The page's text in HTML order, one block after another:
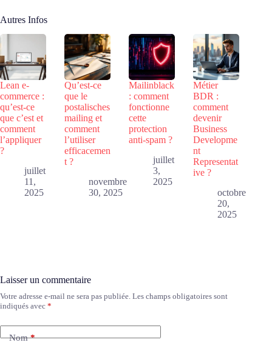
Autres Infos
Lean e-
commerce :
qu’est-ce
que c’est et
comment
l’appliquer
?
juillet
11,
2025
Qu’est-ce
que le
postalisches
mailing et
comment
l’utiliser
efficacemen
t ?
novembre
30, 2025
Mailinblack
: comment
fonctionne
cette
protection
anti-spam ?
juillet
3,
2025
Métier
BDR :
comment
devenir
Business
Developme
nt
Representat
ive ?
octobre
20,
2025
Laisser un commentaire
Votre adresse e-mail ne sera pas publiée. Les champs obligatoires sont
indiqués avec *
Nom*